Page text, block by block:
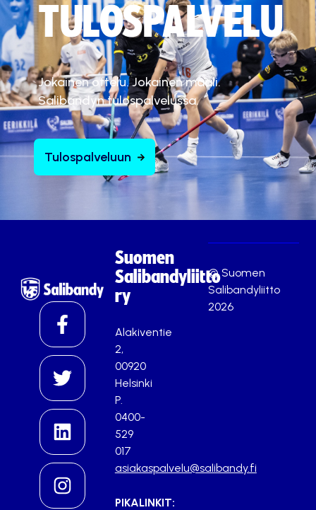
TULOSPALVELU
Jokainen ottelu. Jokainen maali.
Salibandyn tulospalvelussa.
Tulospalveluun
Suomen
Salibandyliitto
ry
Alakiventie
2,
00920
Helsinki
P.
0400-
529
017
asiakaspalvelu@salibandy.fi
PIKALINKIT:
© Suomen
Salibandyliitto
2026